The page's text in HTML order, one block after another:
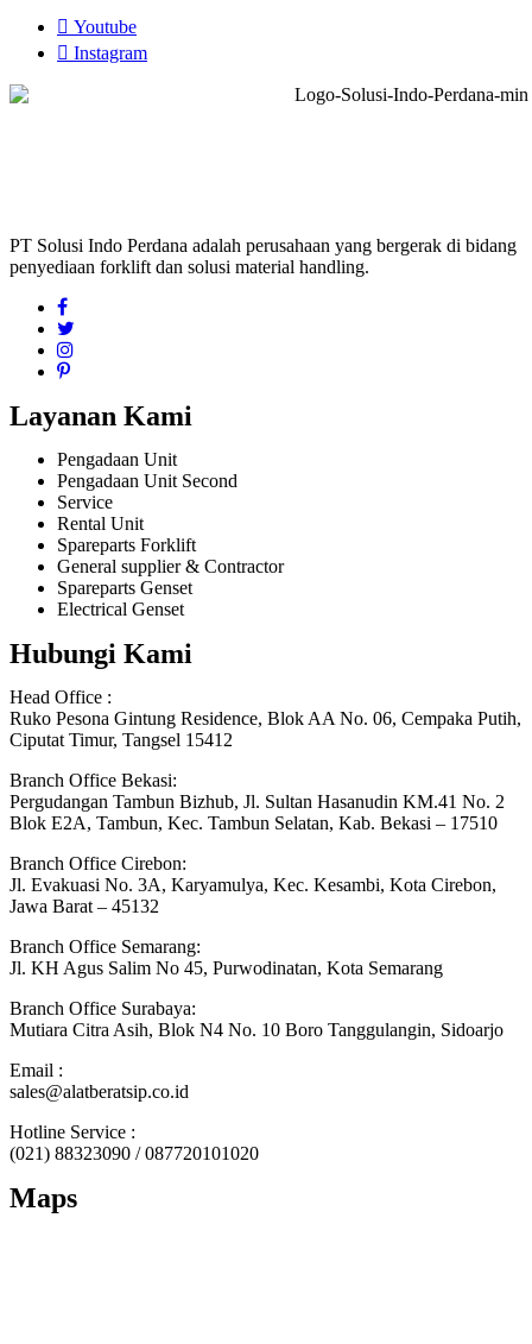
Youtube
Instagram
PT Solusi Indo Perdana adalah perusahaan yang bergerak di bidang
penyediaan forklift dan solusi material handling.
Layanan Kami
Pengadaan Unit
Pengadaan Unit Second
Service
Rental Unit
Spareparts Forklift
General supplier & Contractor
Spareparts Genset
Electrical Genset
Hubungi Kami
Head Office :
Ruko Pesona Gintung Residence, Blok AA No. 06, Cempaka Putih,
Ciputat Timur, Tangsel 15412
Branch Office Bekasi:
Pergudangan Tambun Bizhub, Jl. Sultan Hasanudin KM.41 No. 2
Blok E2A, Tambun, Kec. Tambun Selatan, Kab. Bekasi – 17510
Branch Office Cirebon:
Jl. Evakuasi No. 3A, Karyamulya, Kec. Kesambi, Kota Cirebon,
Jawa Barat – 45132
Branch Office Semarang:
Jl. KH Agus Salim No 45, Purwodinatan, Kota Semarang
Branch Office Surabaya:
Mutiara Citra Asih, Blok N4 No. 10 Boro Tanggulangin, Sidoarjo
Email :
sales@alatberatsip.co.id
Hotline Service :
(021) 88323090 / 087720101020
Maps